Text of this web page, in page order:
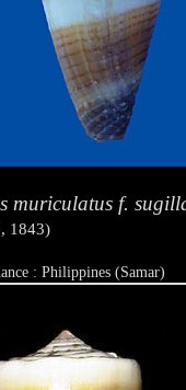
muriculatus f.
1843)
: Philippines (Samar)
40 mm